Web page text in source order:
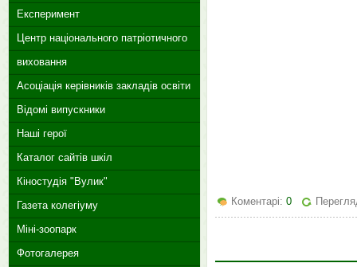
Коментарі: 0
Експеримент
Центр національного патріотичного
виховання
Асоціація керівників закладів освіти
Відомі випускники
Наші герої
Каталог сайтів шкіл
Кіностудія "Вулик"
Газета колегіуму
Міні-зоопарк
Фотогалерея